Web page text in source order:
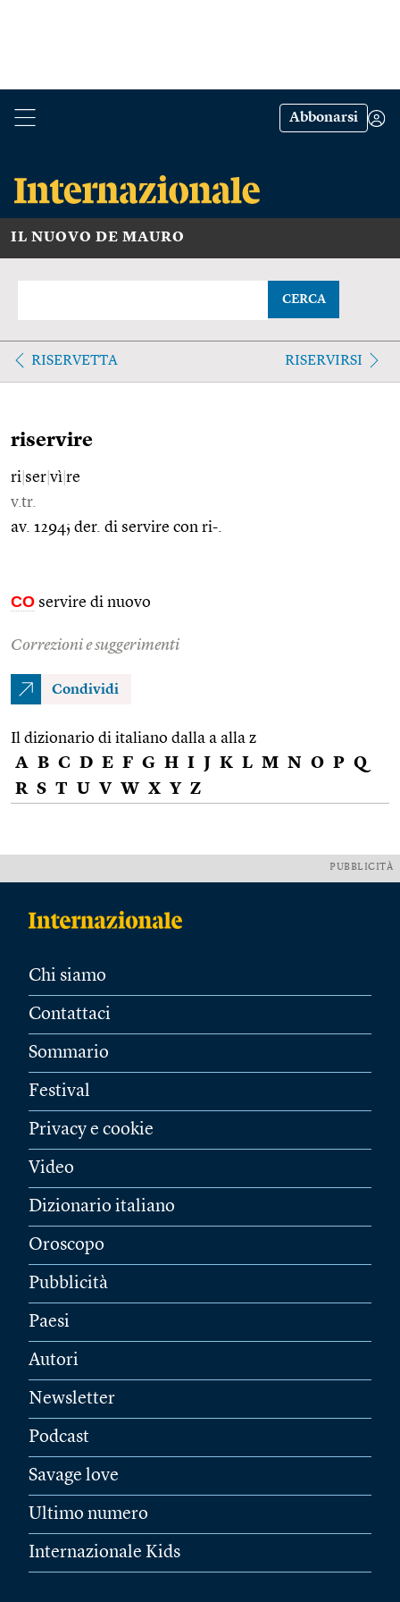
Abbonarsi
IL NUOVO DE MAURO
CERCA
RISERVETTA RISERVIRSI
riservire
ri ser vì re
v.tr.
av. 1294; der. di servire con ri-.
CO servire di nuovo
Correzioni e suggerimenti
Condividi
Il dizionario di italiano dalla a alla z
A B C D E F G H I J K L M N O P Q
R S T U V W X Y Z
PUBBLICITÀ
Chi siamo
Contattaci
Sommario
Festival
Privacy e cookie
Video
Dizionario italiano
Oroscopo
Pubblicità
Paesi
Autori
Newsletter
Podcast
Savage love
Ultimo numero
Internazionale Kids